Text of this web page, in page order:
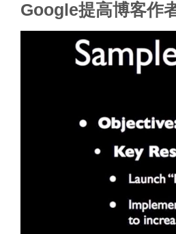
Google提高博客作